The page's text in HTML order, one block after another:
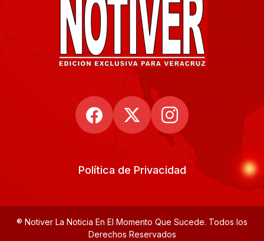
Política de Privacidad
® Notiver La Noticia En El Momento Que Sucede. Todos los
Derechos Reservados